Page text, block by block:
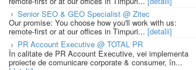
Senior SEO & GEO Specialist @ Zitec
Our promise: You choose how you'll work with us:
remote-first or at our offices in Timpuri... [detalii]
PR Account Executive @ TOTAL PR
În calitate de PR Account Executive, vei implementa
proiecte de comunicare corporate & consumer, în...